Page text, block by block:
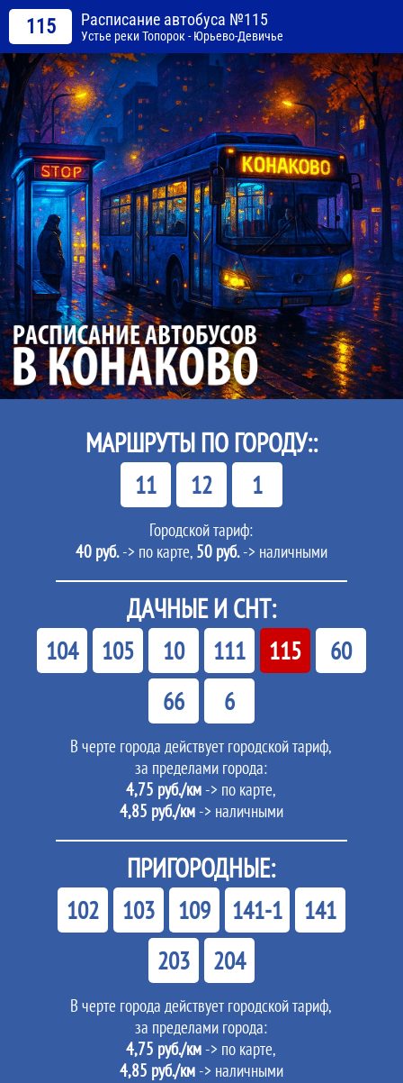
115 Расписание автобуса №115
Устье реки Топорок - Юрьево-Девичье
МАРШРУТЫ ПО ГОРОДУ::
11 12 1
Городской тариф:
40 руб.-> по карте, 50 руб.-> наличными
ДАЧНЫЕ И СНТ:
104 105 10 111 115
60
66
6
В черте города действует городской тариф,
за пределами города:
4,75 руб./км -> по карте,
4,85 руб./км-> наличными
ПРИГОРОДНЫЕ:
102 103 109 141-1
141
203
204
В черте города действует городской тариф,
за пределами города:
4,75 руб./км -> по карте,
4,85 руб./км-> наличными